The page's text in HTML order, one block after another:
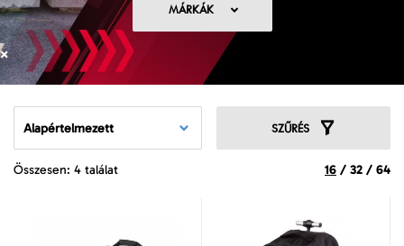
MÁRKÁK
Alapértelmezett SZŰRÉS
Összesen: 4 találat 16 / 32 / 64